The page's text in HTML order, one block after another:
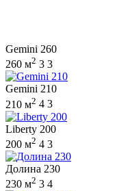
Gemini 260
260 м2 3 3
Gemini 210
210 м2 4 3
Liberty 200
200 м2 4 3
Долина 230
230 м2 3 4